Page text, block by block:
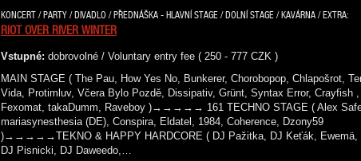
KONCERT / PARTY / DIVADLO / PŘEDNÁŠKA - HLAVNÍ STAGE / DOLNÍ STAGE / KAVÁRNA / EXTRA:
RIOT OVER RIVER WINTER
Vstupné: dobrovolné / Voluntary entry fee ( 250 - 777 CZK )
MAIN STAGE ( The Pau, How Yes No, Bunkerer, Chorobopop, Chlapošrot,
Vida, Protimluv, Včera Bylo Pozdě, Dissipativ, Grünt, Syntax Error, Crayfish ,
Fexomat, takaDumm, Raveboy )→→→→→ 161 TECHNO STAGE ( Alex
mariasynesthesia (DE), Conspira, Eldatel, 1984, Coherence, Dzony59
)→→→→→TEKNO & HAPPY HARDCORE ( DJ Pažitka, DJ Keťák, Ewemä,
DJ Pisnicki, DJ Daweedo,…